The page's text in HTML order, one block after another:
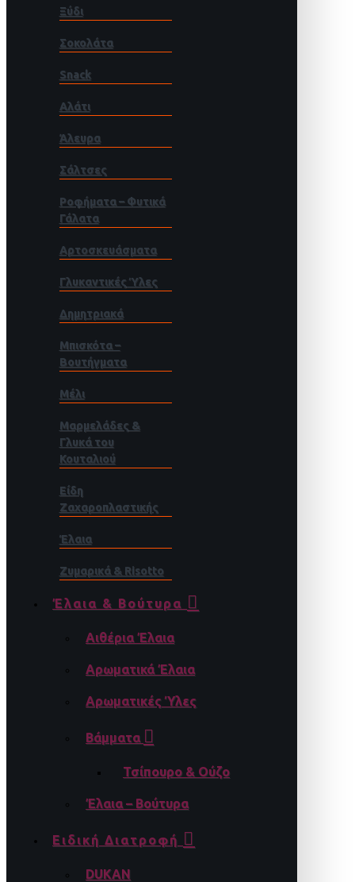
Ξύδι
Σοκολάτα
Snack
Αλάτι
Άλευρα
Σάλτσες
Ροφήματα – Φυτικά
Γάλατα
Αρτοσκευάσματα
Γλυκαντικές Ύλες
Δημητριακά
Μπισκότα –
Βουτήγματα
Μέλι
Μαρμελάδες &
Γλυκά του
Κουταλιού
Είδη
Ζαχαροπλαστικής
Έλαια
Ζυμαρικά & Risotto
Έλαια & Βούτυρα
Αιθέρια Έλαια
Αρωματικά Έλαια
Αρωματικές Ύλες
Βάμματα
Τσίπουρο & Ούζο
Έλαια – Βούτυρα
Ειδική Διατροφή
DUKAN